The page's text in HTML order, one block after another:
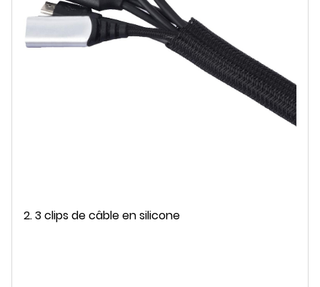
2. 3 clips de câble en silicone